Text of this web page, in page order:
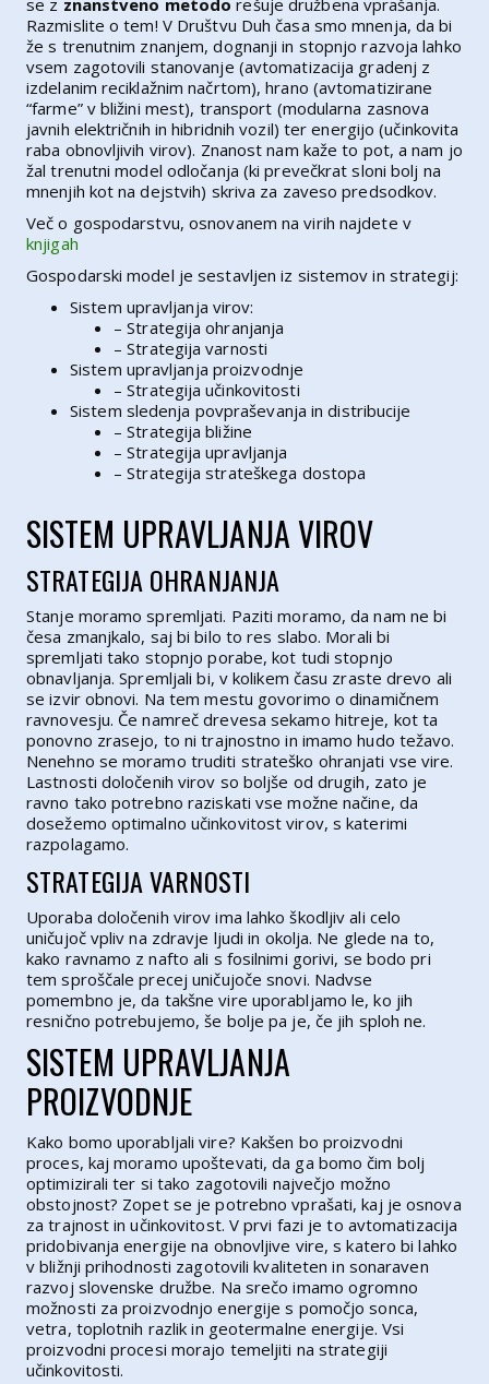
se z znanstveno metodo rešuje družbena vprašanja.
Razmislite o tem! V Društvu Duh časa smo mnenja, da bi
že s trenutnim znanjem, dognanji in stopnjo razvoja lahko
vsem zagotovili stanovanje (avtomatizacija gradenj z
izdelanim reciklažnim načrtom), hrano (avtomatizirane
“farme” v bližini mest), transport (modularna zasnova
javnih električnih in hibridnih vozil) ter energijo (učinkovita
raba obnovljivih virov). Znanost nam kaže to pot, a nam jo
žal trenutni model odločanja (ki prevečkrat sloni bolj na
mnenjih kot na dejstvih) skriva za zaveso predsodkov.
Več o gospodarstvu, osnovanem na virih najdete v
knjigah
Gospodarski model je sestavljen iz sistemov in strategij:
Sistem upravljanja virov:
– Strategija ohranjanja
– Strategija varnosti
Sistem upravljanja proizvodnje
– Strategija učinkovitosti
Sistem sledenja povpraševanja in distribucije
– Strategija bližine
– Strategija upravljanja
– Strategija strateškega dostopa
SISTEM UPRAVLJANJA VIROV
STRATEGIJA OHRANJANJA
Stanje moramo spremljati. Paziti moramo, da nam ne bi
česa zmanjkalo, saj bi bilo to res slabo. Morali bi
spremljati tako stopnjo porabe, kot tudi stopnjo
obnavljanja. Spremljali bi, v kolikem času zraste drevo ali
se izvir obnovi. Na tem mestu govorimo o dinamičnem
ravnovesju. Če namreč drevesa sekamo hitreje, kot ta
ponovno zrasejo, to ni trajnostno in imamo hudo težavo.
Nenehno se moramo truditi strateško ohranjati vse vire.
Lastnosti določenih virov so boljše od drugih, zato je
ravno tako potrebno raziskati vse možne načine, da
dosežemo optimalno učinkovitost virov, s katerimi
razpolagamo.
STRATEGIJA VARNOSTI
Uporaba določenih virov ima lahko škodljiv ali celo
uničujoč vpliv na zdravje ljudi in okolja. Ne glede na to,
kako ravnamo z nafto ali s fosilnimi gorivi, se bodo pri
tem sproščale precej uničujoče snovi. Nadvse
pomembno je, da takšne vire uporabljamo le, ko jih
resnično potrebujemo, še bolje pa je, če jih sploh ne.
SISTEM UPRAVLJANJA
PROIZVODNJE
Kako bomo uporabljali vire? Kakšen bo proizvodni
proces, kaj moramo upoštevati, da ga bomo čim bolj
optimizirali ter si tako zagotovili največjo možno
obstojnost? Zopet se je potrebno vprašati, kaj je osnova
za trajnost in učinkovitost. V prvi fazi je to avtomatizacija
pridobivanja energije na obnovljive vire, s katero bi lahko
v bližnji prihodnosti zagotovili kvaliteten in sonaraven
razvoj slovenske družbe. Na srečo imamo ogromno
možnosti za proizvodnjo energije s pomočjo sonca,
vetra, toplotnih razlik in geotermalne energije. Vsi
proizvodni procesi morajo temeljiti na strategiji
učinkovitosti.